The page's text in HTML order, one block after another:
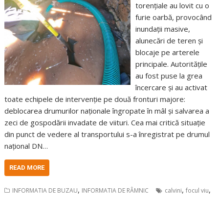
torențiale au lovit cu o
furie oarbă, provocând
inundații masive,
alunecări de teren și
blocaje pe arterele
principale. Autoritățile
au fost puse la grea
încercare și au activat
toate echipele de intervenție pe două fronturi majore:
deblocarea drumurilor naționale îngropate în mâl și salvarea a
zeci de gospodării invadate de viituri. Cea mai critică situație
din punct de vedere al transportului s-a înregistrat pe drumul
național DN…
READ MORE
INFORMATIA DE BUZAU, INFORMATIA DE RÂMNIC calvini,focul viu,